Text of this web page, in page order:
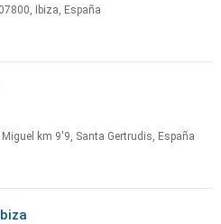
Ibiza, España
Miguel km 9'9, Santa Gertrudis, España